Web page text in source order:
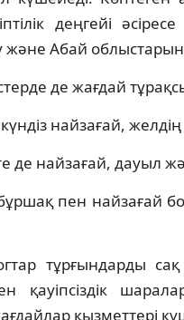
деңгейі
және Абай
де жағдай
найзағай,
де найзағай, дауыл
пен найзағай
тұрғындарды
қауіпсіздік
қызметтері